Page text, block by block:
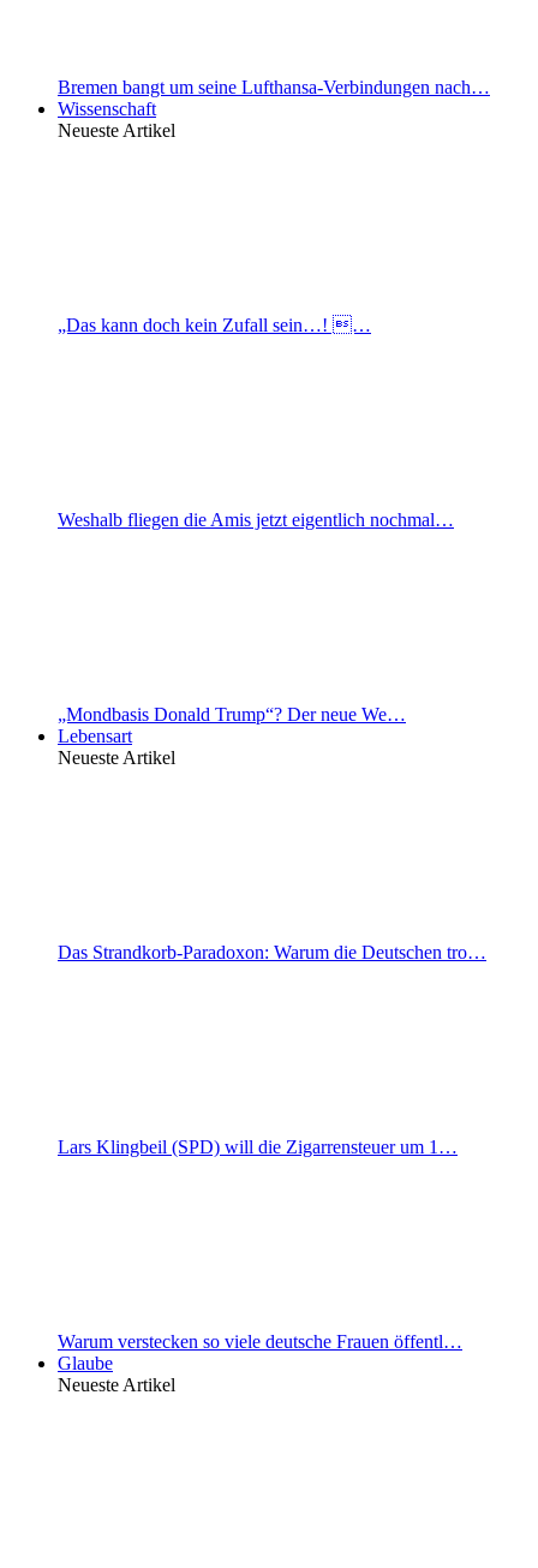
Bremen bangt um seine Lufthansa-Verbindungen nach…
Wissenschaft
Neueste Artikel
„Das kann doch kein Zufall sein…! …
Weshalb fliegen die Amis jetzt eigentlich nochmal…
„Mondbasis Donald Trump“? Der neue We…
Lebensart
Neueste Artikel
Das Strandkorb-Paradoxon: Warum die Deutschen tro…
Lars Klingbeil (SPD) will die Zigarrensteuer um 1…
Warum verstecken so viele deutsche Frauen öffentl…
Glaube
Neueste Artikel